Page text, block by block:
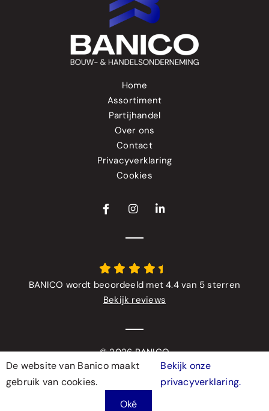
Home
Assortiment
Partijhandel
Over ons
Contact
Privacyverklaring
Cookies
BANICO wordt beoordeeld met 4.4 van 5 sterren
Bekijk reviews
© 2026 BANICO
Webdesign & realisatie
door
Modern Visuals
De website van Banico maakt
gebruik van cookies.
Bekijk onze
privacyverklaring.
Oké